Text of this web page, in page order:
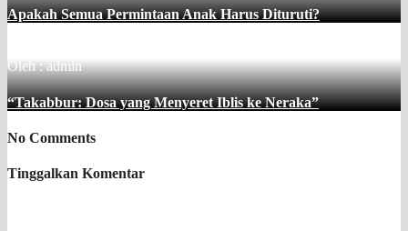
Apakah Semua Permintaan Anak Harus Dituruti?
Oleh : admin
“Takabbur: Dosa yang Menyeret Iblis ke Neraka”
No Comments
Tinggalkan Komentar